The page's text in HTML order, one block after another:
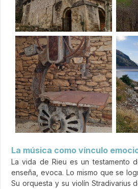
La música como vínculo
La vida de Rieu es un testamento
enseña, evoca. Lo mismo que se
Su orquesta y su violín Stradivarius